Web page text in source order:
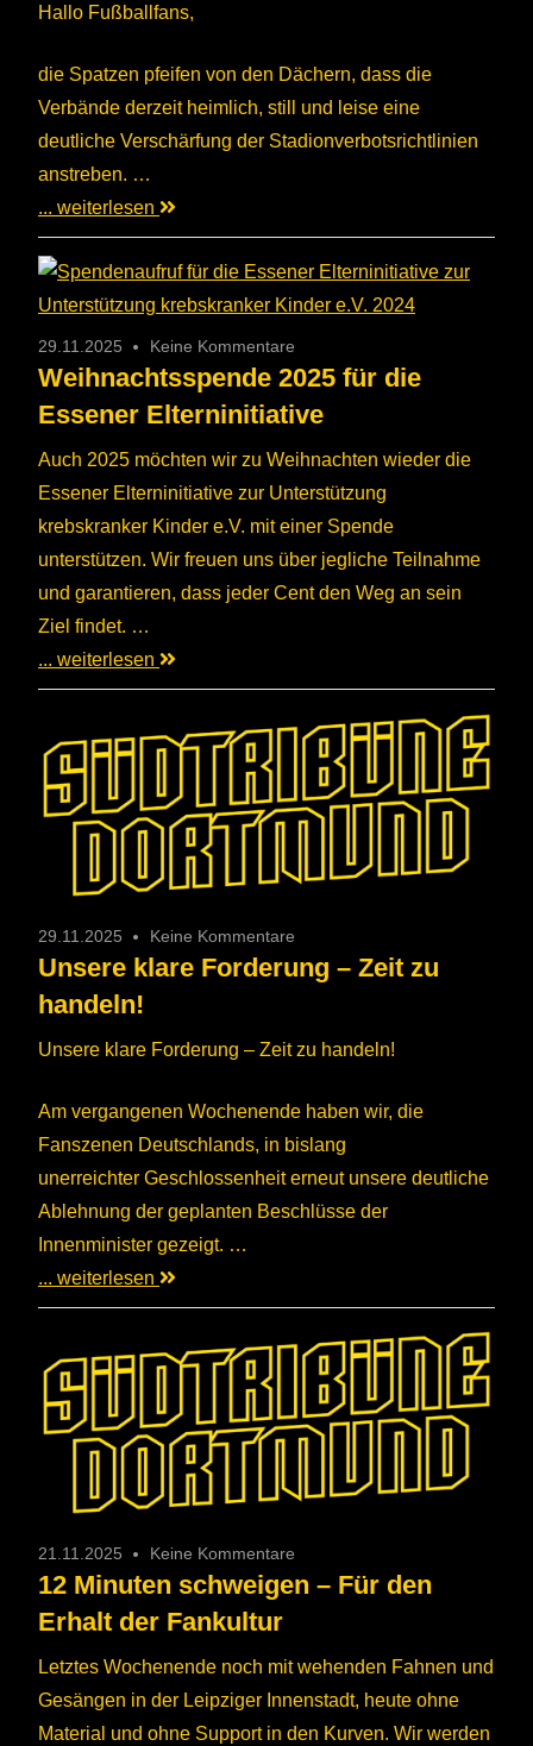
Hallo Fußballfans,
die Spatzen pfeifen von den Dächern, dass die
Verbände derzeit heimlich, still und leise eine
deutliche Verschärfung der Stadionverbotsrichtlinien
anstreben. …
... weiterlesen
29.11.2025 Keine Kommentare
Weihnachtsspende 2025 für die
Essener Elterninitiative
Auch 2025 möchten wir zu Weihnachten wieder die
Essener Elterninitiative zur Unterstützung
krebskranker Kinder e.V. mit einer Spende
unterstützen. Wir freuen uns über jegliche Teilnahme
und garantieren, dass jeder Cent den Weg an sein
Ziel findet. …
... weiterlesen
29.11.2025 Keine Kommentare
Unsere klare Forderung – Zeit zu
handeln!
Unsere klare Forderung – Zeit zu handeln!
Am vergangenen Wochenende haben wir, die
Fanszenen Deutschlands, in bislang
unerreichter Geschlossenheit erneut unsere deutliche
Ablehnung der geplanten Beschlüsse der
Innenminister gezeigt. …
... weiterlesen
21.11.2025 Keine Kommentare
12 Minuten schweigen – Für den
Erhalt der Fankultur
Letztes Wochenende noch mit wehenden Fahnen und
Gesängen in der Leipziger Innenstadt, heute ohne
Material und ohne Support in den Kurven. Wir werden